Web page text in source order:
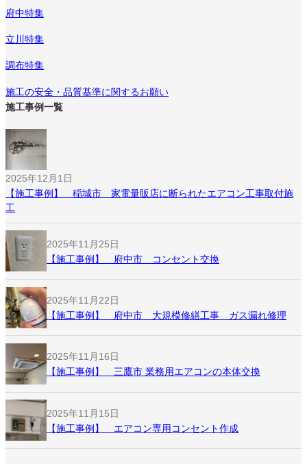
府中特集
立川特集
調布特集
施工の安全・品質基準に関するお願い
施工事例一覧
2025年12月1日
【施工事例】 稲城市 家電量販店に断られたエアコン工事取付施
工
2025年11月25日
【施工事例】 府中市 コンセント交換
2025年11月22日
【施工事例】 府中市 大規模修繕工事 ガス漏れ修理
2025年11月16日
【施工事例】 三鷹市 業務用エアコンの本体交換
2025年11月15日
【施工事例】 エアコン専用コンセント作成